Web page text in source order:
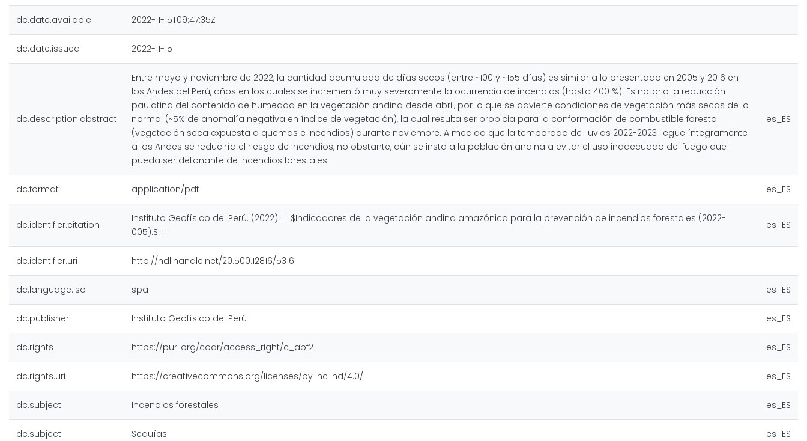
dc.date.available 2022-11-15T09:47:35Z
dc.date.issued 2022-11-15
dc.description.abstract
Entre mayo y noviembre de 2022, la cantidad acumulada de días secos (entre ~100 y ~155 días) es similar a lo presentado en 2005 y 2016 en
los Andes del Perú, años en los cuales se incrementó muy severamente la ocurrencia de incendios (hasta 400 %). Es notorio la reducción
paulatina del contenido de humedad en la vegetación andina desde abril, por lo que se advierte condiciones de vegetación más secas de lo
normal (~5% de anomalía negativa en índice de vegetación), la cual resulta ser propicia para la conformación de combustible forestal
(vegetación seca expuesta a quemas e incendios) durante noviembre. A medida que la temporada de lluvias 2022-2023 llegue íntegramente
a los Andes se reduciría el riesgo de incendios, no obstante, aún se insta a la población andina a evitar el uso inadecuado del fuego que
pueda ser detonante de incendios forestales.
es_ES
dc.format application/pdf es_ES
dc.identifier.citation
Instituto Geofísico del Perú. (2022).==$Indicadores de la vegetación andina amazónica para la prevención de incendios forestales (2022-
005).$==
es_ES
dc.identifier.uri http://hdl.handle.net/20.500.12816/5316
dc.language.iso spa es_ES
dc.publisher Instituto Geofísico del Perú es_ES
dc.rights https://purl.org/coar/access_right/c_abf2 es_ES
dc.rights.uri https://creativecommons.org/licenses/by-nc-nd/4.0/ es_ES
dc.subject Incendios forestales es_ES
dc.subject Sequías es_ES